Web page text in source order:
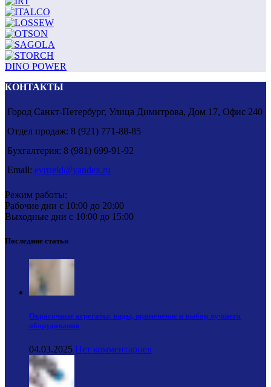
DINO POWER
КОНТАКТЫ
Город Санкт-Петербург, Улица Димитрова, Дом 17, Офис 240
Отдел продаж: 8 (921) 771-88-85
Бухгалтерия: 8 (981) 699-91-92
Email: evrtreid@yandex.ru
Режим работы:
Рабочие дни с 10:00 до 20:00
Выходные дни с 10:00 до 15:00
Последние статьи
Окрасочные агрегаты: виды, применение и выбор лучшего
оборудования
04.03.2025 Нет комментариев